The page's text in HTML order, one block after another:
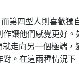
第四型人則喜歡獨
讓他們感覺更好
走向另一個極端
。在這兩種情況